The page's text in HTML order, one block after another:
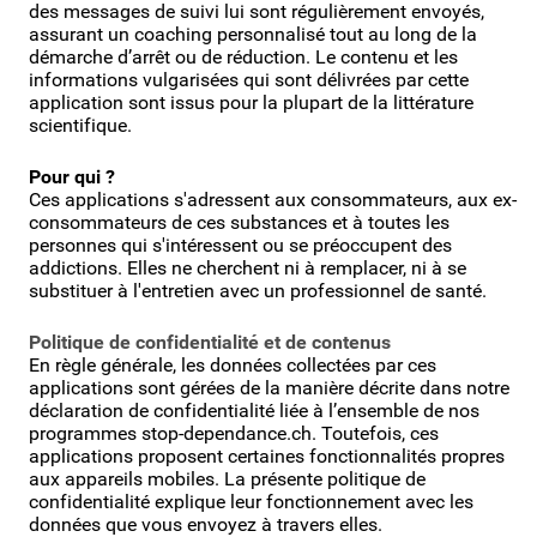
des messages de suivi lui sont régulièrement envoyés,
assurant un coaching personnalisé tout au long de la
démarche d’arrêt ou de réduction. Le contenu et les
informations vulgarisées qui sont délivrées par cette
application sont issus pour la plupart de la littérature
scientifique.
Pour qui ?
Ces applications s'adressent aux consommateurs, aux ex-
consommateurs de ces substances et à toutes les
personnes qui s'intéressent ou se préoccupent des
addictions. Elles ne cherchent ni à remplacer, ni à se
substituer à l'entretien avec un professionnel de santé.
Politique de confidentialité et de contenus
En règle générale, les données collectées par ces
applications sont gérées de la manière décrite dans notre
déclaration de confidentialité liée à l’ensemble de nos
programmes stop-dependance.ch. Toutefois, ces
applications proposent certaines fonctionnalités propres
aux appareils mobiles. La présente politique de
confidentialité explique leur fonctionnement avec les
données que vous envoyez à travers elles.